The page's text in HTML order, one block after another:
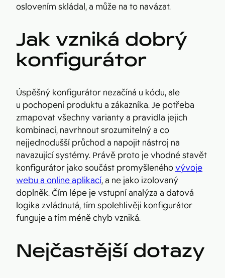
oslovením skládal, a může na to navázat.
Jak vzniká dobrý
konfigurátor
Úspěšný konfigurátor nezačíná u kódu, ale
u pochopení produktu a zákazníka. Je potřeba
zmapovat všechny varianty a pravidla jejich
kombinací, navrhnout srozumitelný a co
nejjednodušší průchod a napojit nástroj na
navazující systémy. Právě proto je vhodné stavět
konfigurátor jako součást promyšlenéhovývoje
webu a online aplikací, a ne jako izolovaný
doplněk. Čím lépe je vstupní analýza a datová
logika zvládnutá, tím spolehlivěji konfigurátor
funguje a tím méně chyb vzniká.
Nejčastější dotazy